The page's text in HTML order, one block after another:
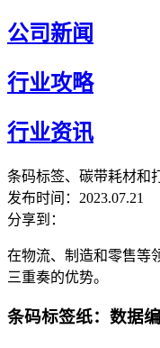
公司新闻
行业攻略
行业资讯
条码标签、碳带耗材和
发布时间：
分享到：
在物流、制造和零售等
三重奏的优势。
条码标签纸：数据